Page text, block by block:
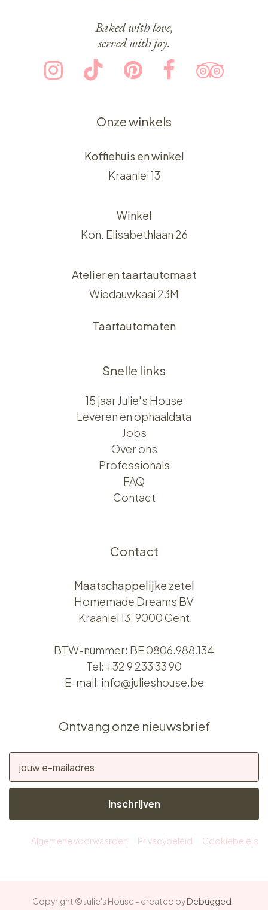
Baked with love,
served with joy.
Onze winkels
Koffiehuis en winkel
Kraanlei 13
Winkel
Kon. Elisabethlaan 26
Atelier en taartautomaat
Wiedauwkaai 23M
Taartautomaten
Snelle links
15 jaar Julie's House
Leveren en ophaaldata
Jobs
Over ons​​
Professionals
FAQ
Contact
Contact
Maatschappelijke zetel
Homemade Dreams BV
Kraanlei 13, 9000 Gent
BTW-nummer: BE 0806.988.134
Tel: +32 9 233 33 90
E-mail: info@julieshouse.be
Ontvang onze nieuwsbrief
Inschrijven
Algemene voorwaarden Privacybeleid Cookiebeleid
Copyright © Julie's House - created byDebugged